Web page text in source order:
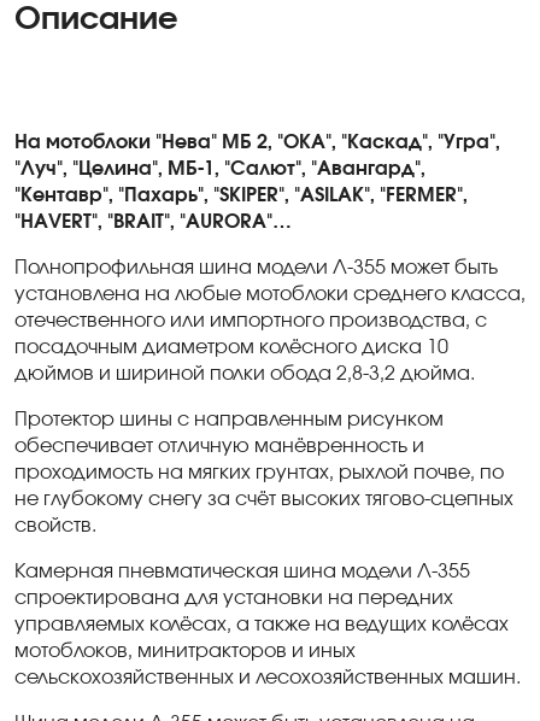
Описание
На мотоблоки "Нева" МБ 2, "ОКА", "Каскад", "Угра",
"Луч", "Целина", МБ-1, "Салют", "Авангард",
"Кентавр", "Пахарь", "SKIPER", "ASILAK", "FERMER",
"HAVERT", "BRAIT", "AURORA"…
Полнопрофильная шина модели Л-355 может быть
установлена на любые мотоблоки среднего класса,
отечественного или импортного производства, с
посадочным диаметром колёсного диска 10
дюймов и шириной полки обода 2,8-3,2 дюйма.
Протектор шины с направленным рисунком
обеспечивает отличную манёвренность и
проходимость на мягких грунтах, рыхлой почве, по
не глубокому снегу за счёт высоких тягово-сцепных
свойств.
Камерная пневматическая шина модели Л-355
спроектирована для установки на передних
управляемых колёсах, а также на ведущих колёсах
мотоблоков, минитракторов и иных
сельскохозяйственных и лесохозяйственных машин.